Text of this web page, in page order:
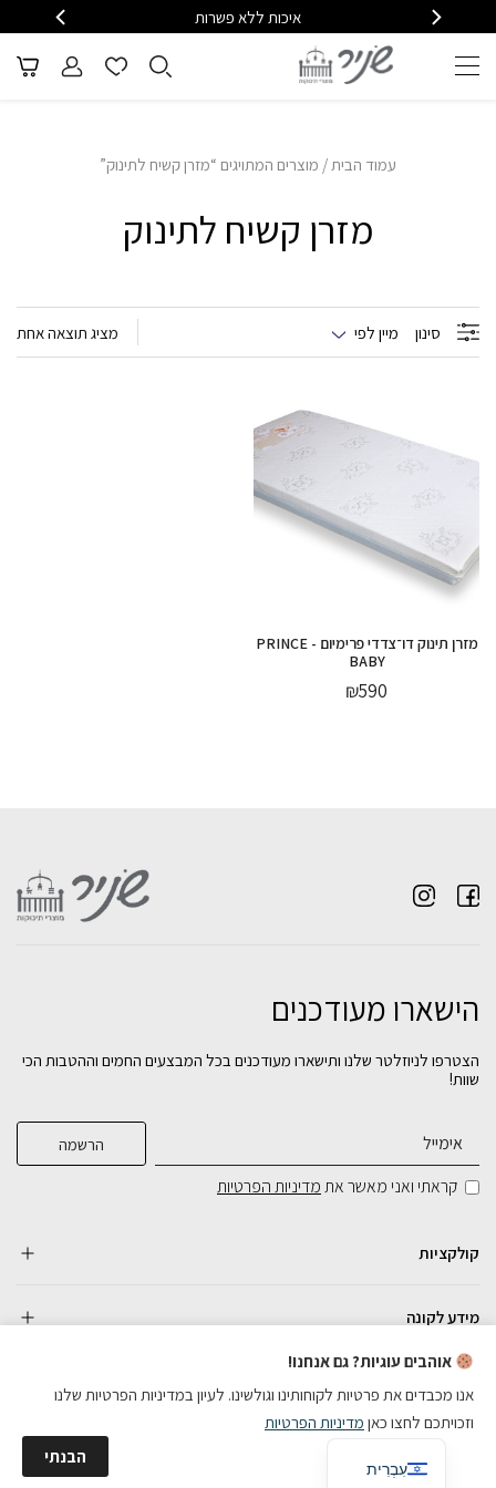
איכות ללא פשרות
עמוד הבית/ מוצרים המתויגים “מזרן קשיח לתינוק”
מזרן קשיח לתינוק
סינון מיין לפי מציג תוצאה אחת
מזרן תינוק דו־צדדי פרימיום - PRINCE
BABY
₪590
הישארו מעודכנים
הצטרפו לניוזלטר שלנו ותישארו מעודכנים בכל המבצעים החמים וההטבות הכי
שוות!
קראתי ואני מאשר אתמדיניות הפרטיות
קולקציות
מידע לקונה
כל הזכויות שמורות
אוהבים עוגיות? גם אנחנו!
אנו מכבדים את פרטיות לקוחותינו וגולשינו. לעיון במדיניות הפרטיות שלנו
וזכויתכם לחצו כאן מדיניות הפרטיות
הבנתי
עִבְרִית
English